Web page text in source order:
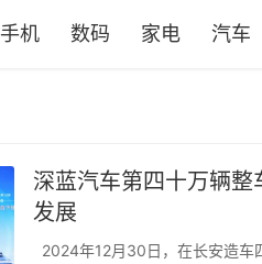
手机 数码 家电 汽车
深蓝汽车第四十万辆
发展
2024年12月30日，在长安造车